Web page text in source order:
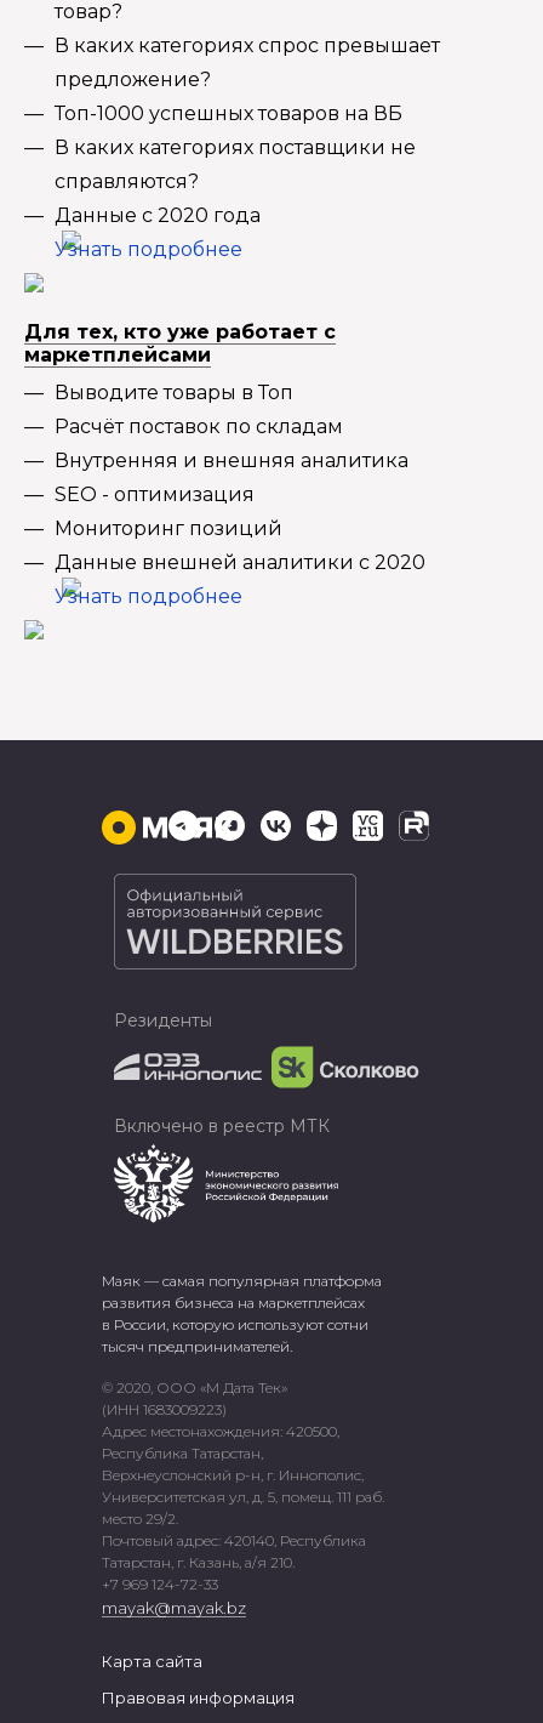
товар?
В каких категориях спрос превышает
предложение?
Топ-1000 успешных товаров на ВБ
В каких категориях поставщики не
справляются?
Данные с 2020 года
Узнать подробнее
Для тех, кто уже работает с
маркетплейсами
Выводите товары в Топ
Расчёт поставок по складам
Внутренняя и внешняя аналитика
SEO - оптимизация
Мониторинг позиций
Данные внешней аналитики с 2020
Узнать подробнее
Маяк — самая популярная платформа
развития бизнеса на маркетплейсах
в России, которую используют сотни
тысяч предпринимателей.
© 2020, ООО «М Дата Тек»
(ИНН 1683009223)
Адрес местонахождения: 420500,
Республика Татарстан,
Верхнеуслонский р-н, г. Иннополис,
Университетская ул, д. 5, помещ. 111 раб.
место 29/2.
Почтовый адрес: 420140, Республика
Татарстан, г. Казань, а/я 210.
+7 969 124-72-33
mayak@mayak.bz
Карта сайта
Правовая информация
Резиденты
Включено в реестр МТК